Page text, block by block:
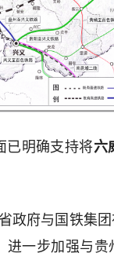
已明确支持将六
政府与国铁集
进一步加强与